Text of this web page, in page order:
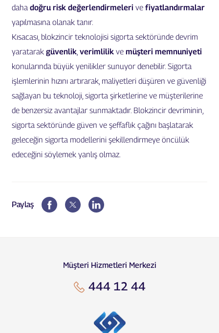
daha doğru risk değerlendirmeleri ve fiyatlandırmalar
yapılmasına olanak tanır.
Kısacası, blokzincir teknolojisi sigorta sektöründe devrim
yaratarak güvenlik, verimlilik ve müşteri memnuniyeti
konularında büyük yenilikler sunuyor denebilir. Sigorta
işlemlerinin hızını artırarak, maliyetleri düşüren ve güvenliği
sağlayan bu teknoloji, sigorta şirketlerine ve müşterilerine
de benzersiz avantajlar sunmaktadır. Blokzincir devriminin,
sigorta sektöründe güven ve şeffaflık çağını başlatarak
geleceğin sigorta modellerini şekillendirmeye öncülük
edeceğini söylemek yanlış olmaz.
Paylaş
Müşteri Hizmetleri Merkezi
444 12 44